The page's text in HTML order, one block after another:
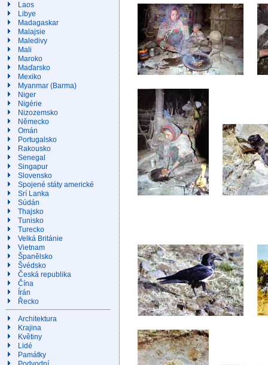
Laos
Libye
Madagaskar
Malajsie
Maledivy
Mali
Maroko
Maďarsko
Mexiko
Myanmar (Barma)
Niger
Nigérie
Nizozemsko
Německo
Omán
Portugalsko
Rakousko
Senegal
Singapur
Slovensko
Spojené státy americké
Srí Lanka
Súdán
Thajsko
Tunisko
Turecko
Velká Británie
Vietnam
Španělsko
Švédsko
Česká republika
Čína
Írán
Řecko
Architektura
Krajina
Květiny
Lidé
Památky